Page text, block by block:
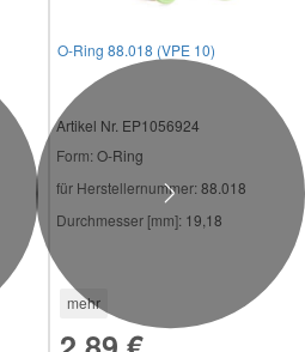
O-Ring 88.018 (VPE 10)
Artikel Nr. EP1056924
Form: O-Ring
für Herstellernummer: 88.018
Durchmesser [mm]: 19,18
mehr
Next